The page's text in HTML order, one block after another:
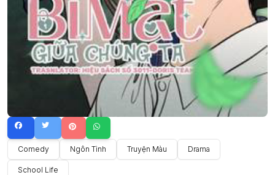
Comedy Ngôn Tình Truyện Màu Drama
School Life